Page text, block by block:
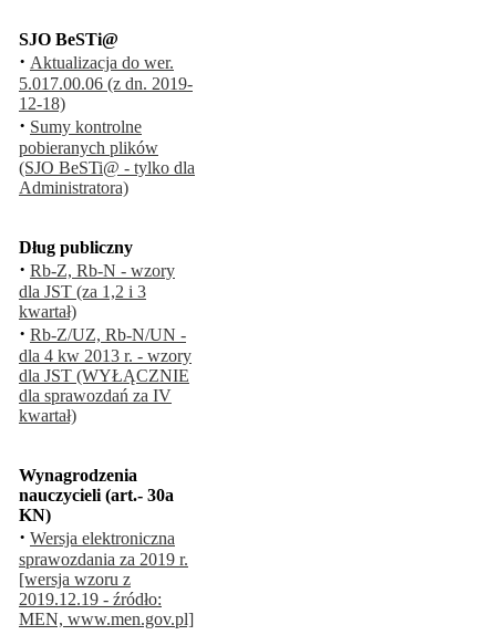
SJO BeSTi@
· Aktualizacja do wer.
5.017.00.06 (z dn. 2019-
12-18)
· Sumy kontrolne
pobieranych plików
(SJO BeSTi@ - tylko dla
Administratora)
Dług publiczny
· Rb-Z, Rb-N - wzory
dla JST (za 1,2 i 3
kwartał)
· Rb-Z/UZ, Rb-N/UN -
dla 4 kw 2013 r. - wzory
dla JST (WYŁĄCZNIE
dla sprawozdań za IV
kwartał)
Wynagrodzenia
nauczycieli (art.- 30a
KN)
· Wersja elektroniczna
sprawozdania za 2019 r.
[wersja wzoru z
2019.12.19 - źródło:
MEN, www.men.gov.pl]